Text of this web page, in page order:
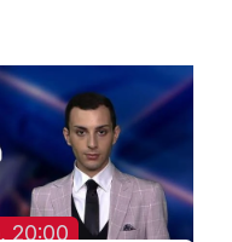
20:00